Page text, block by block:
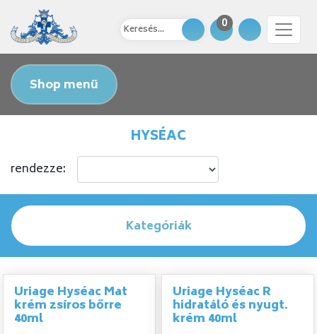
0
Shop menü
HYSÉAC
rendezze:
Kategóriák
Uriage Hyséac Mat
krém zsíros bőrre
40ml
Uriage Hyséac R
hidratáló és nyugt.
krém 40ml